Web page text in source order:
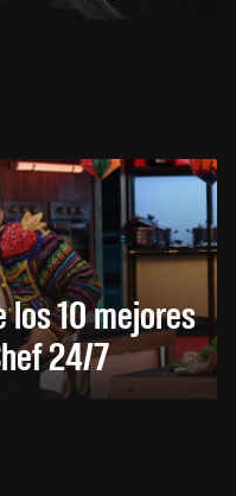
los 10 mejores
24/7